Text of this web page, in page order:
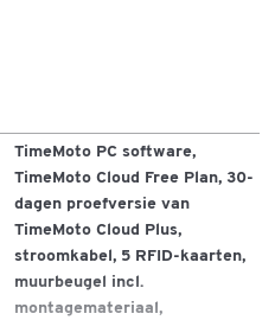
TimeMoto PC software,
TimeMoto Cloud Free Plan, 30-
dagen proefversie van
TimeMoto Cloud Plus,
stroomkabel, 5 RFID-kaarten,
muurbeugel incl.
montagemateriaal,